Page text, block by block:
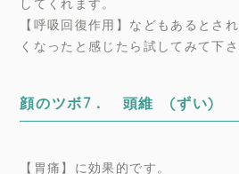
してくれます。
【呼吸回復作用】などもあるとさ
くなったと感じたら試してみて下さ
顔のツボ7． 頭維 (ずい)
【胃痛】に効果的です。